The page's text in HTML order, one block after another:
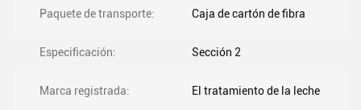
Paquete de transporte: Caja de cartón de fibra
Especificación: Sección 2
Marca registrada: El tratamiento de la leche